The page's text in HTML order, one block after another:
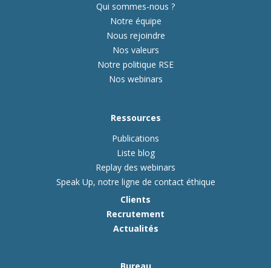
Qui sommes-nous ?
Notre équipe
Nous rejoindre
Nos valeurs
Notre politique RSE
Nos webinars
Ressources
Publications
Liste blog
Replay des webinars
Speak Up, notre ligne de contact éthique
Clients
Recrutement
Actualités